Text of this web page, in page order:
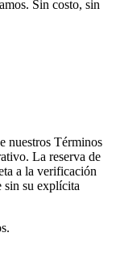
Sin costo, sin
nuestros Términos
La reserva de
a la verificación
sin su explícita